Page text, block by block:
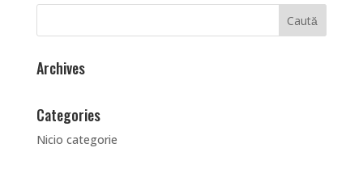
Archives
Categories
Nicio categorie